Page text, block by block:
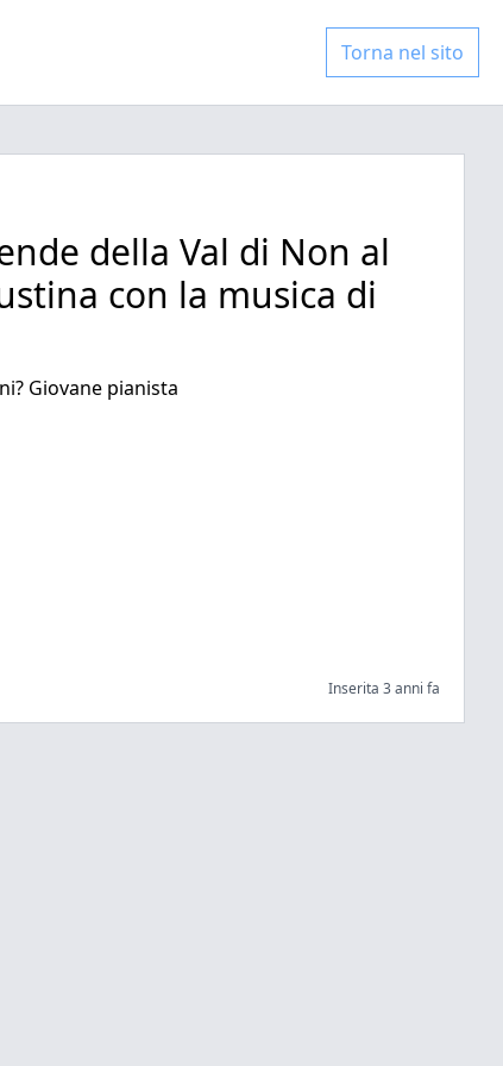
Torna nel sito
della Val di Non al
con la musica di
Giovane pianista
Inserita 3 anni fa